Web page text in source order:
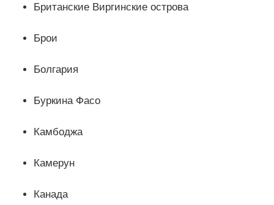
Британские Виргинские острова
Брои
Болгария
Буркина Фасо
Камбоджа
Камерун
Канада